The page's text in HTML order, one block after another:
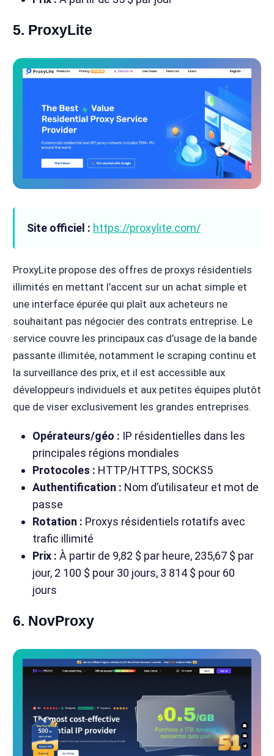
5. ProxyLite
Site officiel : https://proxylite.com/
ProxyLite propose des offres de proxys résidentiels
illimités en mettant l’accent sur un achat simple et
une interface épurée qui plaît aux acheteurs ne
souhaitant pas négocier des contrats entreprise. Le
service couvre les principaux cas d’usage de la bande
passante illimitée, notamment le scraping continu et
la surveillance des prix, et il est accessible aux
développeurs individuels et aux petites équipes plutôt
que de viser exclusivement les grandes entreprises.
Opérateurs/géo : IP résidentielles dans les
principales régions mondiales
Protocoles : HTTP/HTTPS, SOCKS5
Authentification : Nom d’utilisateur et mot de
passe
Rotation : Proxys résidentiels rotatifs avec
trafic illimité
Prix : À partir de 9,82 $ par heure, 235,67 $ par
jour, 2 100 $ pour 30 jours, 3 814 $ pour 60
jours
6. NovProxy